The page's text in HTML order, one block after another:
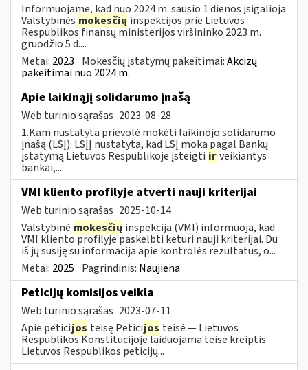
Informuojame, kad nuo 2024 m. sausio 1 dienos įsigalioja
Valstybinės mokesčių inspekcijos prie Lietuvos
Respublikos finansų ministerijos viršininko 2023 m.
gruodžio 5 d....
Metai: 2023 Mokesčių įstatymų pakeitimai:Akcizų
pakeitimai nuo 2024 m.
Apie laikinąjį solidarumo įnašą
Web turinio sąrašas 2023-08-28
1.Kam nustatyta prievolė mokėti laikinojo solidarumo
įnašą (LSĮ): LSĮĮ nustatyta, kad LSĮ moka pagal Bankų
įstatymą Lietuvos Respublikoje įsteigti irveikiantys
bankai,...
VMI kliento profilyje atverti nauji kriterijai
Web turinio sąrašas 2025-10-14
Valstybinė mokesčių inspekcija (VMI) informuoja, kad
VMI kliento profilyje paskelbti keturi nauji kriterijai. Du
iš jų susiję su informacija apie kontrolės rezultatus, o...
Metai: 2025 Pagrindinis: Naujiena
Peticijų komisijos veikla
Web turinio sąrašas 2023-07-11
Apie peticijos teisę Peticijos teisė — Lietuvos
Respublikos Konstitucijoje laiduojama teisė kreiptis
Lietuvos Respublikos peticijų...